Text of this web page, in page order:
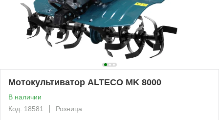
Мотокультиватор ALTECO MK 8000
В наличии
Код: 18581
Розница